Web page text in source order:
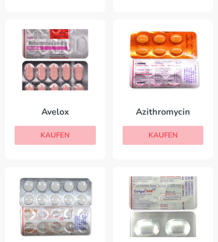
Avelox
KAUFEN
Azithromycin
KAUFEN